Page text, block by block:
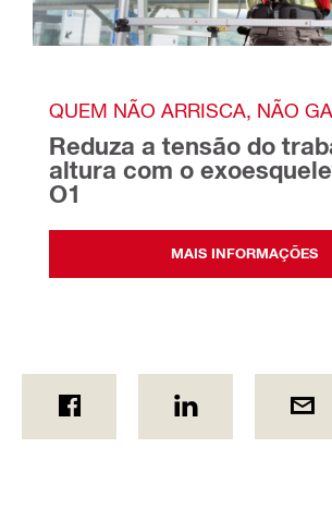
QUEM NÃO ARRISCA, NÃO
Reduza a tensão do
altura com o
O1
MAIS INFORMAÇÕES